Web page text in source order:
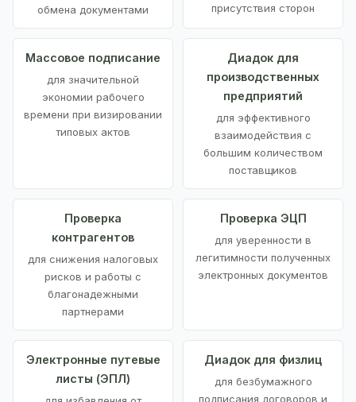
обмена документами
присутствия сторон
Массовое подписание
для значительной
экономии рабочего
времени при визировании
типовых актов
Диадок для
производственных
предприятий
для эффективного
взаимодействия с
большим количеством
поставщиков
Проверка
контрагентов
для снижения налоговых
рисков и работы с
благонадежными
партнерами
Проверка ЭЦП
для уверенности в
легитимности полученных
электронных документов
Электронные путевые
листы (ЭПЛ)
Диадок для физлиц
для безбумажного
подписания договоров и